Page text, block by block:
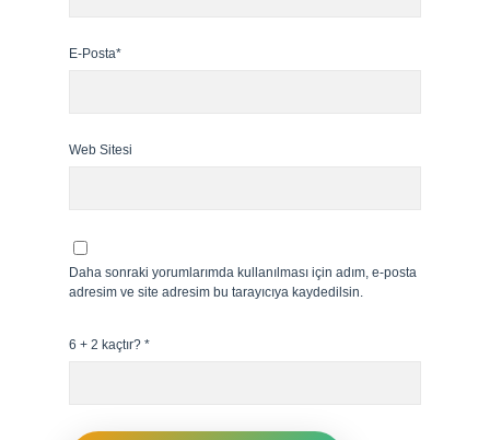
E-Posta*
Web Sitesi
Daha sonraki yorumlarımda kullanılması için adım, e-posta
adresim ve site adresim bu tarayıcıya kaydedilsin.
6 + 2 kaçtır? *